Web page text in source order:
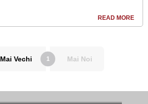
READ MORE
Mai Vechi 1 Mai Noi